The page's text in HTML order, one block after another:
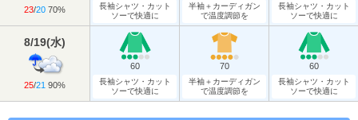
23/20 70%
長袖シャツ・カット
ソーで快適に
半袖＋カーディガン
で温度調節を
長袖シャツ・カット
ソーで快適に
8/19(水)
25/21 90%
60
長袖シャツ・カット
ソーで快適に
70
半袖＋カーディガン
で温度調節を
60
長袖シャツ・カット
ソーで快適に